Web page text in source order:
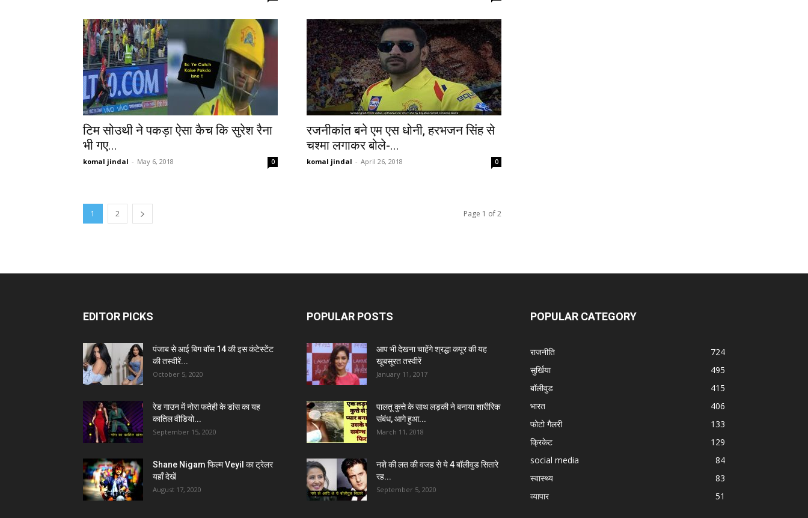
टिम सोउथी ने पकड़ा ऐसा कैच कि सुरेश रैना
भी गए...
komal jindal - May 6, 2018 0
रजनीकांत बने एम एस धोनी, हरभजन सिंह से
चश्मा लगाकर बोले-...
komal jindal - April 26, 2018 0
1 2 Page 1 of 2
EDITOR PICKS
पंजाब से आई बिग बॉस 14 की इस कंटेस्टेंट
की तस्वीरें...
October 5, 2020
रेड गाउन में नोरा फतेही के डांस का यह
कातिल वीडियो...
September 15, 2020
Shane Nigam फिल्म Veyil का ट्रेलर
यहाँ देखें
August 17, 2020
POPULAR POSTS
आप भी देखना चाहेंगे श्रद्धा कपूर की यह
खूबसूरत तस्वीरें
January 11, 2017
पालतू कुत्ते के साथ लड़की ने बनाया शारीरिक
संबंध, आगे हुआ...
March 11, 2018
नशे की लत की वजह से ये 4 बॉलीवुड सितारे
रह...
September 5, 2020
POPULAR CATEGORY
राजनीति
724
सुर्खिया
495
बॉलीवुड
415
भारत
406
फोटो गैलरी
133
क्रिकेट
129
social media
84
स्वास्थ्य
83
व्यापार
51